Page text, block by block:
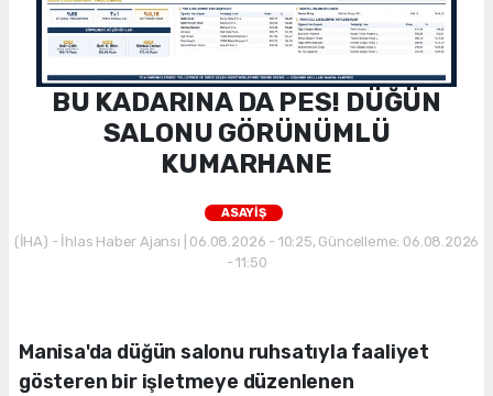
BU KADARINA DA PES! DÜĞÜN
SALONU GÖRÜNÜMLÜ
KUMARHANE
ASAYİŞ
(İHA) - İhlas Haber Ajansı | 06.08.2026 - 10:25, Güncelleme: 06.08.2026
- 11:50
Manisa'da düğün salonu ruhsatıyla faaliyet
gösteren bir işletmeye düzenlenen